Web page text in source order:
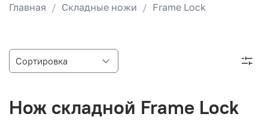
Главная Складные ножи Frame Lock
Нож складной Frame Lock